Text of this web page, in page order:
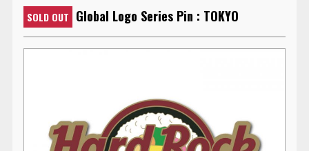
SOLD OUT Global Logo Series Pin : TOKYO